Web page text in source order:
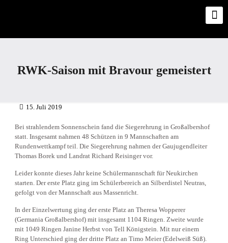
RWK-Saison mit Bravour gemeistert
15. Juli 2019
Bei strahlendem Sonnenschein fand die Siegerehrung in Großalbershof
statt. Insgesamt nahmen 48 Schützen in 9 Mannschaften am
Rundenwettkampf teil. Die Siegerehrung nahmen der Gaujugendleiter
Thomas Borek und Landrat Richard Reisinger vor.
Leider konnte dieses Jahr keine Schülermannschaft für Neukirchen
starten. Der erste Platz ging im Schülerbereich an Silberdistel Neutras,
gefolgt von der Mannschaft aus Massenricht.
In der Einzelwertung ging der erste Platz an Theresa Wopperer
(Germania Großalbershof) mit insgesamt 1104 Ringen. Zweite wurde
mit 1049 Ringen Janine Herbst von Tell Königstein. Mit nur einem
Ring Unterschied ging der dritte Platz an Timo Meier (Edelweiß Süß).